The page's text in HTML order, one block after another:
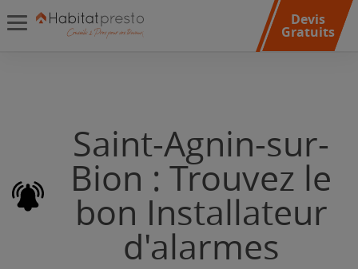
Devis
Gratuits
Saint-Agnin-sur-
Bion : Trouvez le
bon Installateur
d'alarmes